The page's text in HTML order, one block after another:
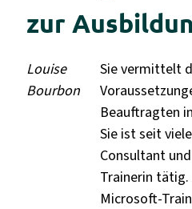
zur
Louise
Bourbon
Sie vermittelt
Beauftragten
Sie ist seit
Consultant
Trainerin
Microsoft-